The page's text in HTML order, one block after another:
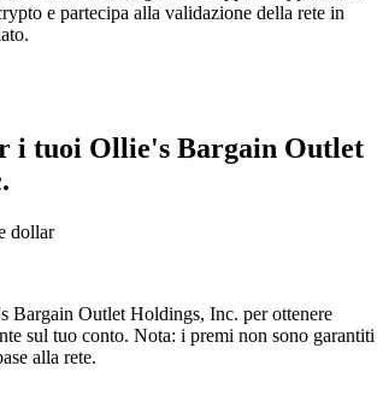
e partecipa alla validazione della rete in
i tuoi Ollie's Bargain Outlet
Bargain Outlet Holdings, Inc. per ottenere
sul tuo conto. Nota: i premi non sono garantiti
alla rete.